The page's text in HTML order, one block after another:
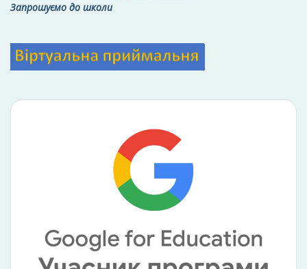
Запрошуємо до школи